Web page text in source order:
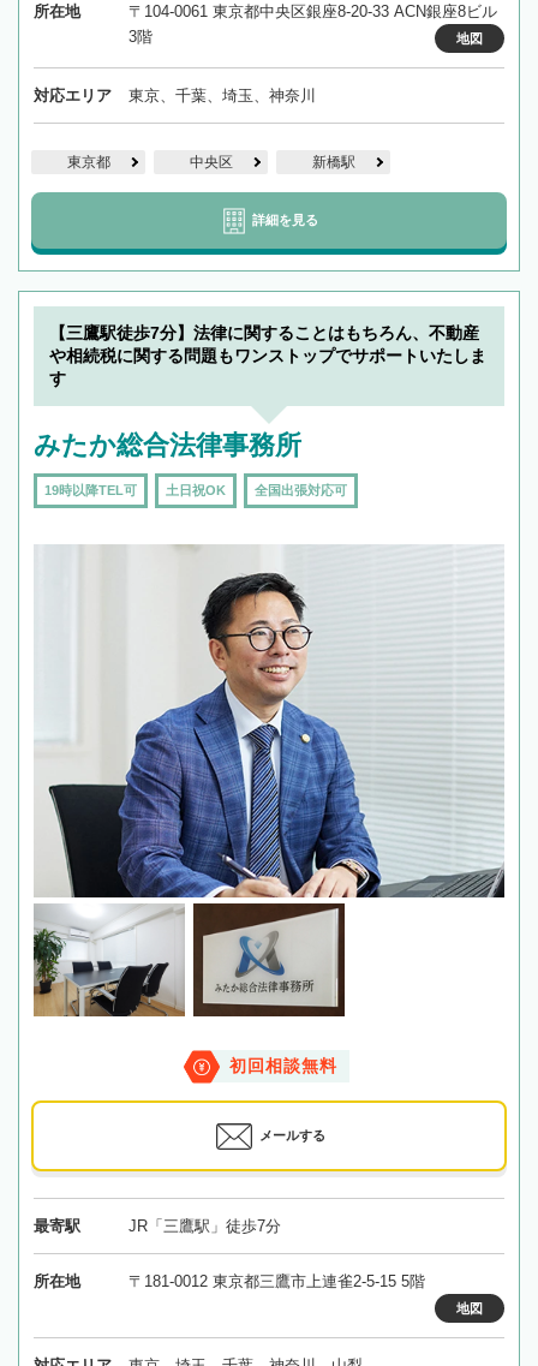
所在地
〒104-0061 東京都中央区銀座8-20-33 ACN銀座8ビル
3階
地図
対応エリア 東京、千葉、埼玉、神奈川
東京都 中央区 新橋駅
詳細を見る
【三鷹駅徒歩7分】法律に関することはもちろん、不動産
や相続税に関する問題もワンストップでサポートいたしま
す
みたか総合法律事務所
19時以降TEL可 土日祝OK 全国出張対応可
初回相談無料
メールする
最寄駅 JR「三鷹駅」徒歩7分
所在地 〒181-0012 東京都三鷹市上連雀2-5-15 5階
地図